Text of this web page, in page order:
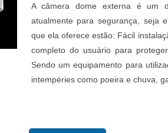
A câmera dome externa é um
atualmente para segurança, seja
que ela oferece estão: Fácil
completo do usuário para
Sendo um equipamento para
intempéries como poeira e chuva,